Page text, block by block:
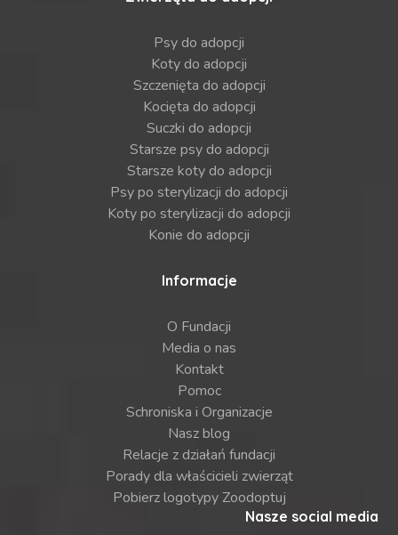
Psy do adopcji
Koty do adopcji
Szczenięta do adopcji
Kocięta do adopcji
Suczki do adopcji
Starsze psy do adopcji
Starsze koty do adopcji
Psy po sterylizacji do adopcji
Koty po sterylizacji do adopcji
Konie do adopcji
Informacje
O Fundacji
Media o nas
Kontakt
Pomoc
Schroniska i Organizacje
Nasz blog
Relacje z działań fundacji
Porady dla właścicieli zwierząt
Pobierz logotypy Zoodoptuj
Nasze social media